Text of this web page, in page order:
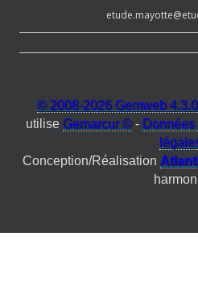
© 2008-2026 Gemweb 4.3.0
utilise Gemarcur © -
Conception/Réalisation